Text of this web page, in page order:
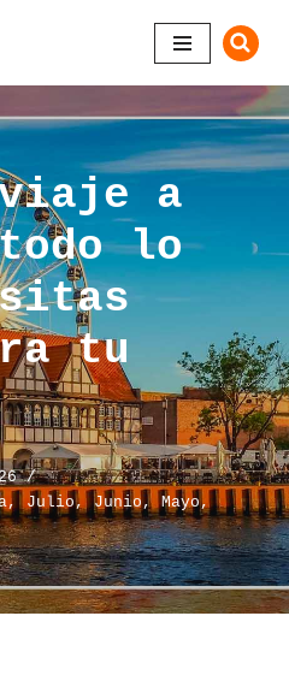
a
lo
tu
, Julio,Junio ,Mayo,